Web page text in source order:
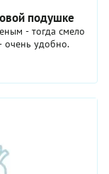
подушке
- тогда смело
очень удобно.